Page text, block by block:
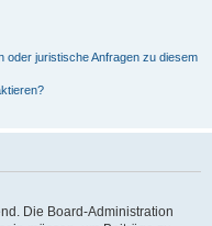
oder juristische Anfragen zu diesem
Die Board-Administration